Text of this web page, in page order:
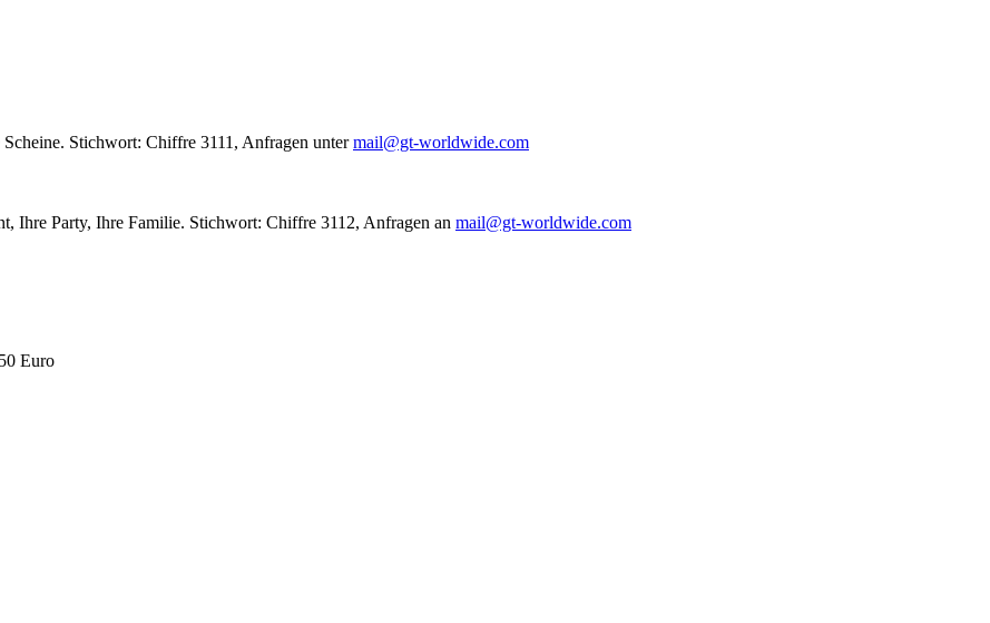
Stichwort: Chiffre 3111, Anfragen untermail@gt-worldwide.com
Ihre Party, Ihre Familie. Stichwort: Chiffre 3112, Anfragen an mail@gt-worldwide.com
Euro